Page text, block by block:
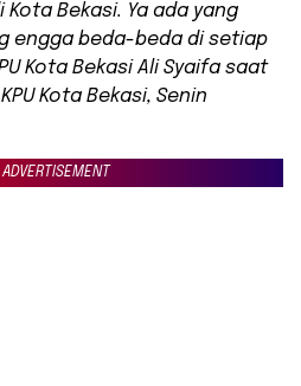
Kota Bekasi. Ya ada yang
engga beda-beda di setiap
Kota Bekasi Ali Syaifa saat
Kota Bekasi, Senin
ADVERTISEMENT